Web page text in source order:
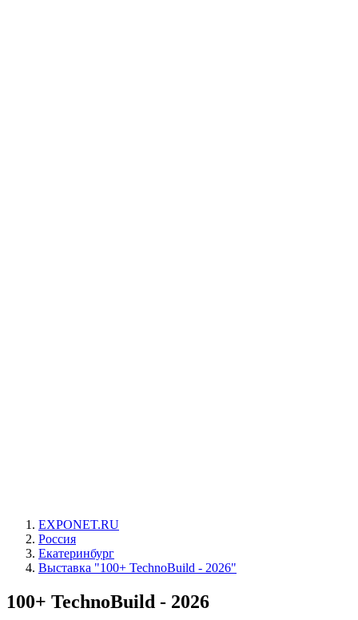
EXPONET.RU
Россия
Екатеринбург
Выставка "100+ TechnoBuild - 2026"
100+ TechnoBuild - 2026